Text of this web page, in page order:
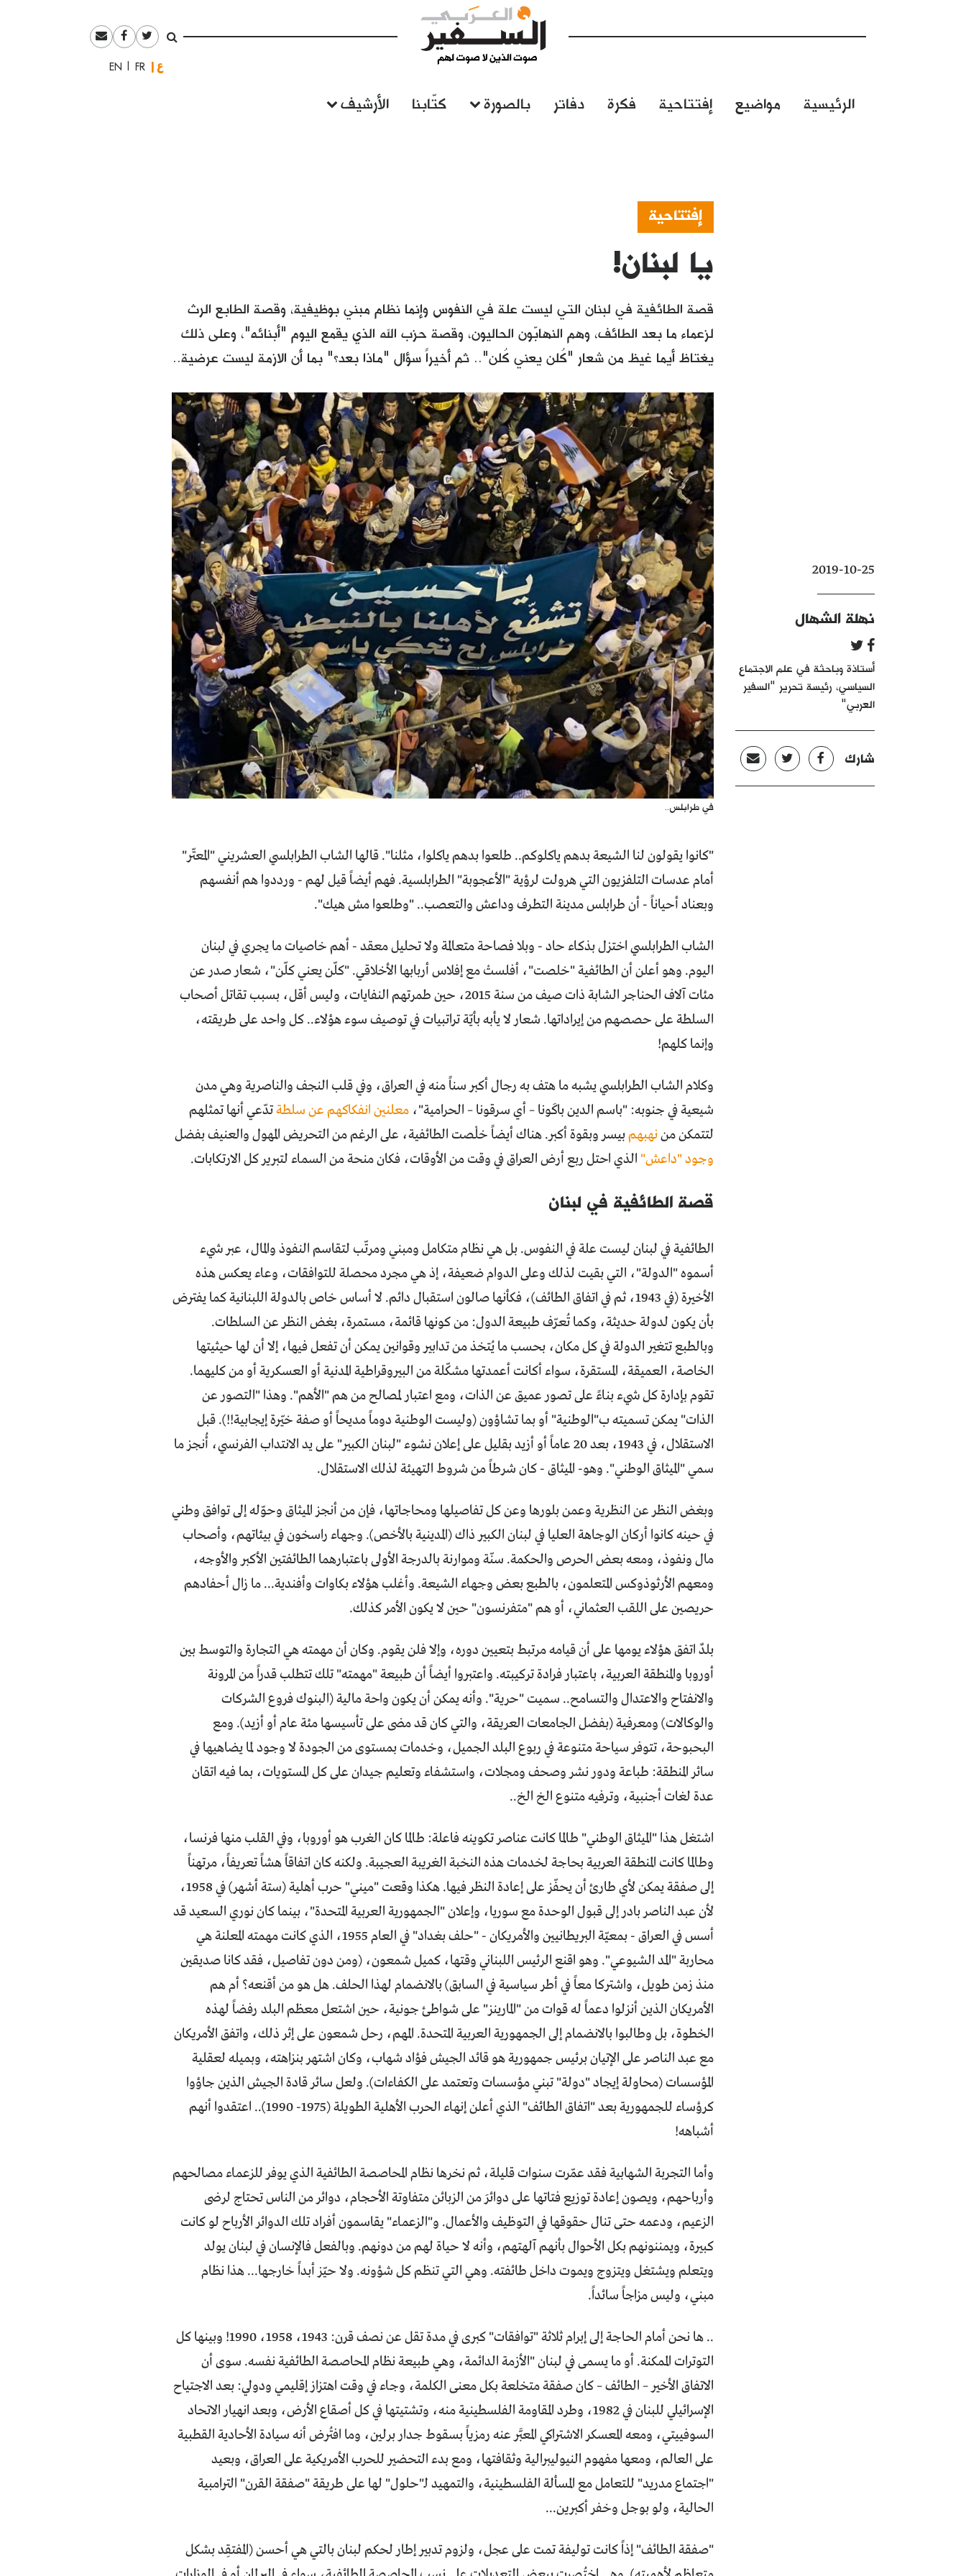
العربيةFrançais
English
الرئيسية مواضيع إفتتاحية فكرة دفاتر بالصورة كتّابنا الأرشيف
إفتتاحية
يا لبنان!
قصة الطائفية في لبنان التي ليست علة في النفوس وإنما نظام مبني بوظيفية، وقصة الطابع الرث
لزعماء ما بعد الطائف، وهم النهابّون الحاليون، وقصة حزب الله الذي يقمع اليوم "أبنائه"، وعلى ذلك
يغتاظ أيما غيظ من شعار "كُلن يعني كُلن".. ثم أخيراً سؤال "ماذا بعد؟" بما أن الازمة ليست عرضية..
2019-10-25
نهلة الشهال
أستاذة وباحثة في علم الاجتماع
السياسي، رئيسة تحرير "السفير
العربي"
شارك
في طرابلس..
"كانوا يقولون لنا الشيعة بدهم ياكلوكم.. طلعوا بدهم ياكلوا، مثلنا". قالها الشاب الطرابلسي العشريني "المعتّر"
أمام عدسات التلفزيون التي هرولت لرؤية "الأعجوبة" الطرابلسية. فهم أيضاً قيل لهم - ورددوا هم أنفسهم
وبعناد أحياناً - أن طرابلس مدينة التطرف وداعش والتعصب.. "وطلعوا مش هيك".
الشاب الطرابلسي اختزل بذكاء حاد - وبلا فصاحة متعالمة ولا تحليل معقد - أهم خاصيات ما يجري في لبنان
اليوم. وهو أعلن أن الطائفية "خلصت"، أفلستْ مع إفلاس أربابها الأخلاقي. "كلّن يعني كلّن"، شعار صدر عن
مئات آلاف الحناجر الشابة ذات صيف من سنة 2015، حين طمرتهم النفايات، وليس أقل، بسبب تقاتل أصحاب
السلطة على حصصهم من إيراداتها. شعار لا يأبه بأيّة تراتبيات في توصيف سوء هؤلاء.. كل واحد على طريقته،
وإنما كلهم!
وكلام الشاب الطرابلسي يشبه ما هتف به رجال أكبر سناً منه في العراق، وفي قلب النجف والناصرية وهي مدن
شيعية في جنوبه: "باسم الدين باكَونا – أي سرقونا – الحرامية"، معلنين انفكاكهم عن سلطةتدّعي أنها تمثلهم
لتتمكن مننهبهمبيسر وبقوة أكبر. هناك أيضاً خلْصت الطائفية، على الرغم من التحريض المهول والعنيف بفضل
وجود "داعش" الذي احتل ربع أرض العراق في وقت من الأوقات، فكان منحة من السماء لتبرير كل الارتكابات.
قصة الطائفية في لبنان
الطائفية في لبنان ليست علة في النفوس. بل هي نظام متكامل ومبني ومرتّب لتقاسم النفوذ والمال، عبر شيء
أسموه "الدولة"، التي بقيت لذلك وعلى الدوام ضعيفة، إذ هي مجرد محصلة للتوافقات، وعاء يعكس هذه
الأخيرة (في 1943، ثم في اتفاق الطائف)، فكأنها صالون استقبال دائم. لا أساس خاص بالدولة اللبنانية كما يفترض
بأن يكون لدولة حديثة، وكما تُعرّف طبيعة الدول: من كونها قائمة، مستمرة، بغض النظر عن السلطات.
وبالطبع تتغير الدولة في كل مكان، بحسب ما يُتخذ من تدابير وقوانين يمكن أن تفعل فيها، إلا أن لها حيثيتها
الخاصة، العميقة، المستقرة، سواء أكانت أعمدتها مشكّلة من البيروقراطية المدنية أو العسكرية أو من كليهما.
تقوم بإدارة كل شيء بناءً على تصور عميق عن الذات، ومع اعتبار لمصالح من هم "الأهم". وهذا "التصور عن
الذات" يمكن تسميته ب"الوطنية" أو بما تشاؤون (وليست الوطنية دوماً مديحاً أو صفة خيّرة إيجابية!!). قبل
الاستقلال، في 1943، بعد 20 عاماً أو أزيد بقليل على إعلان نشوء "لبنان الكبير" على يد الانتداب الفرنسي، أُنجز ما
سمي "الميثاق الوطني". وهو- الميثاق - كان شرطاً من شروط التهيئة لذلك الاستقلال.
وبغض النظر عن النظرية وعمن بلورها وعن كل تفاصيلها ومحاجاتها، فإن من أنجز الميثاق وحوّله إلى توافق وطني
في حينه كانوا أركان الوجاهة العليا في لبنان الكبير ذاك (المدينية بالأخص). وجهاء راسخون في بيئاتهم، وأصحاب
مال ونفوذ، ومعه بعض الحرص والحكمة. سنّة وموارنة بالدرجة الأولى باعتبارهما الطائفتين الأكبر والأوجه،
ومعهم الأرثوذوكس المتعلمون، بالطبع بعض وجهاء الشيعة. وأغلب هؤلاء بكاوات وأفندية... ما زال أحفادهم
حريصين على اللقب العثماني، أو هم "متفرنسون" حين لا يكون الأمر كذلك.
بلدٌ اتفق هؤلاء يومها على أن قيامه مرتبط بتعيين دوره، وإلا فلن يقوم. وكان أن مهمته هي التجارة والتوسط بين
أوروبا والمنطقة العربية، باعتبار فرادة تركيبته. واعتبروا أيضاً أن طبيعة "مهمته" تلك تتطلب قدراً من المرونة
والانفتاح والاعتدال والتسامح.. سميت "حرية". وأنه يمكن أن يكون واحة مالية (البنوك فروع الشركات
والوكالات) ومعرفية (بفضل الجامعات العريقة، والتي كان قد مضى على تأسيسها مئة عام أو أزيد). ومع
البحبوحة، تتوفر سياحة متنوعة في ربوع البلد الجميل، وخدمات بمستوى من الجودة لا وجود لما يضاهيها في
سائر المنطقة: طباعة ودور نشر وصحف ومجلات، واستشفاء وتعليم جيدان على كل المستويات، بما فيه اتقان
عدة لغات أجنبية، وترفيه متنوع الخ الخ..
اشتغل هذا "الميثاق الوطني" طالما كانت عناصر تكوينه فاعلة: طالما كان الغرب هو أوروبا، وفي القلب منها فرنسا،
وطالما كانت المنطقة العربية بحاجة لخدمات هذه النخبة الغريبة العجيبة. ولكنه كان اتفاقاً هشاً تعريفاً، مرتهناً
إلى صفقة يمكن لأي طارئ أن يحفّز على إعادة النظر فيها. هكذا وقعت "ميني" حرب أهلية (ستة أشهر) في 1958،
لأن عبد الناصر بادر إلى قبول الوحدة مع سوريا، وإعلان "الجمهورية العربية المتحدة"، بينما كان نوري السعيد قد
أسس في العراق - بمعيّة البريطانيين والأمريكان - "حلف بغداد" في العام 1955، الذي كانت مهمته المعلنة هي
محاربة "المد الشيوعي". وهو اقنع الرئيس اللبناني وقتها، كميل شمعون، (ومن دون تفاصيل، فقد كانا صديقين
منذ زمن طويل، واشتركا معاً في أطر سياسية في السابق) بالانضمام لهذا الحلف. هل هو من أقنعه؟ أم هم
الأمريكان الذين أنزلوا دعماً له قوات من "المارينز" على شواطئ جونية، حين اشتعل معظم البلد رفضاً لهذه
الخطوة، بل وطالبوا بالانضمام إلى الجمهورية العربية المتحدة. المهم، رحل شمعون على إثر ذلك، واتفق الأمريكان
مع عبد الناصر على الإتيان برئيس جمهورية هو قائد الجيش فؤاد شهاب، وكان اشتهر بنزاهته، وبميله لعقلية
المؤسسات (محاولة إيجاد "دولة" تبني مؤسسات وتعتمد على الكفاءات). ولعل سائر قادة الجيش الذين جاؤوا
كرؤساء للجمهورية بعد "اتفاق الطائف" الذي أعلن إنهاء الحرب الأهلية الطويلة (1975- 1990).. اعتقدوا أنهم
أشباهه!
وأما التجربة الشهابية فقد عمّرت سنوات قليلة، ثم نخرها نظام المحاصصة الطائفية الذي يوفر للزعماء مصالحهم
وأرباحهم، ويصون إعادة توزيع فتاتها على دوائرَ من الزبائن متفاوتة الأحجام، دوائر من الناس تحتاج لرضى
الزعيم، ودعمه حتى تنال حقوقها في التوظيف والأعمال. و"الزعماء" يقاسمون أفراد تلك الدوائر الأرباح لو كانت
كبيرة، ويمننونهم بكل الأحوال بأنهم آلهتهم، وأنه لا حياة لهم من دونهم. وبالفعل فالإنسان في لبنان يولد
ويتعلم ويشتغل ويتزوج ويموت داخل طائفته. وهي التي تنظم كل شؤونه. ولا حيّز أبداً خارجها... هذا نظام
مبني، وليس مزاجاً سائداً.
.. ها نحن أمام الحاجة إلى إبرام ثلاثة "توافقات" كبرى في مدة تقل عن نصف قرن: 1943، 1958، 1990! وبينها كل
التوترات الممكنة. أو ما يسمى في لبنان "الأزمة الدائمة، وهي طبيعة نظام المحاصصة الطائفية نفسه. سوى أن
الاتفاق الأخير – الطائف – كان صفقة متخلعة بكل معنى الكلمة، وجاء في وقت اهتزاز إقليمي ودولي: بعد الاجتياح
الإسرائيلي للبنان في 1982، وطرد المقاومة الفلسطينية منه، وتشتيتها في كل أصقاع الأرض، وبعد انهيار الاتحاد
السوفييتي، ومعه المعسكر الاشتراكي المعبَّر عنه رمزياً بسقوط جدار برلين، وما افتُرض أنه سيادة الأحادية القطبية
على العالم، ومعها مفهوم النيوليبرالية وثقافتها، ومع بدء التحضير للحرب الأمريكية على العراق، وبعيد
"اجتماع مدريد" للتعامل مع المسألة الفلسطينية، والتمهيد لـ"حلول" لها على طريقة "صفقة القرن" الترامبية
الحالية، ولو بوجل وخفر أكبرين...
"صفقة الطائف" إذاً كانت توليفة تمت على عجل، ولزوم تدبير إطار لحكم لبنان بالتي هي أحسن (المفتقِد بشكل